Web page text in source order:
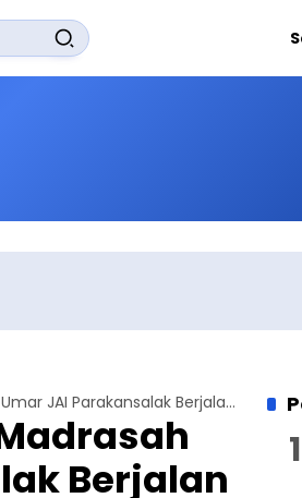
Prosesi Kenaikan Kelas Madrasah Fadlil Umar JAI Parakansalak Berjalan Lancar Meski Terkendala Hujan
Berjalan